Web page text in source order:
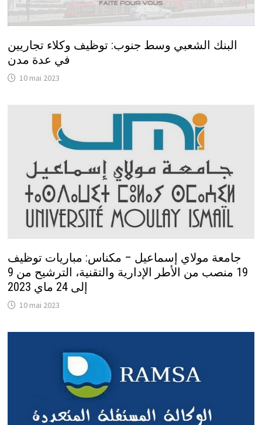
البنك الشعبي وسط جنوب: توظيف وكلاء تجاريين
في عدة مدن
10 mai 2023
جامعة مولاي إسماعيل – مكناس: مباريات توظيف
19 منصب من الأطر الإدارية والتقنية، الترشيح من 9
إلى 24 ماي 2023
10 mai 2023